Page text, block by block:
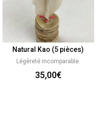
Natural Kao (5 pièces)
Légèreté incomparable.
35,00€